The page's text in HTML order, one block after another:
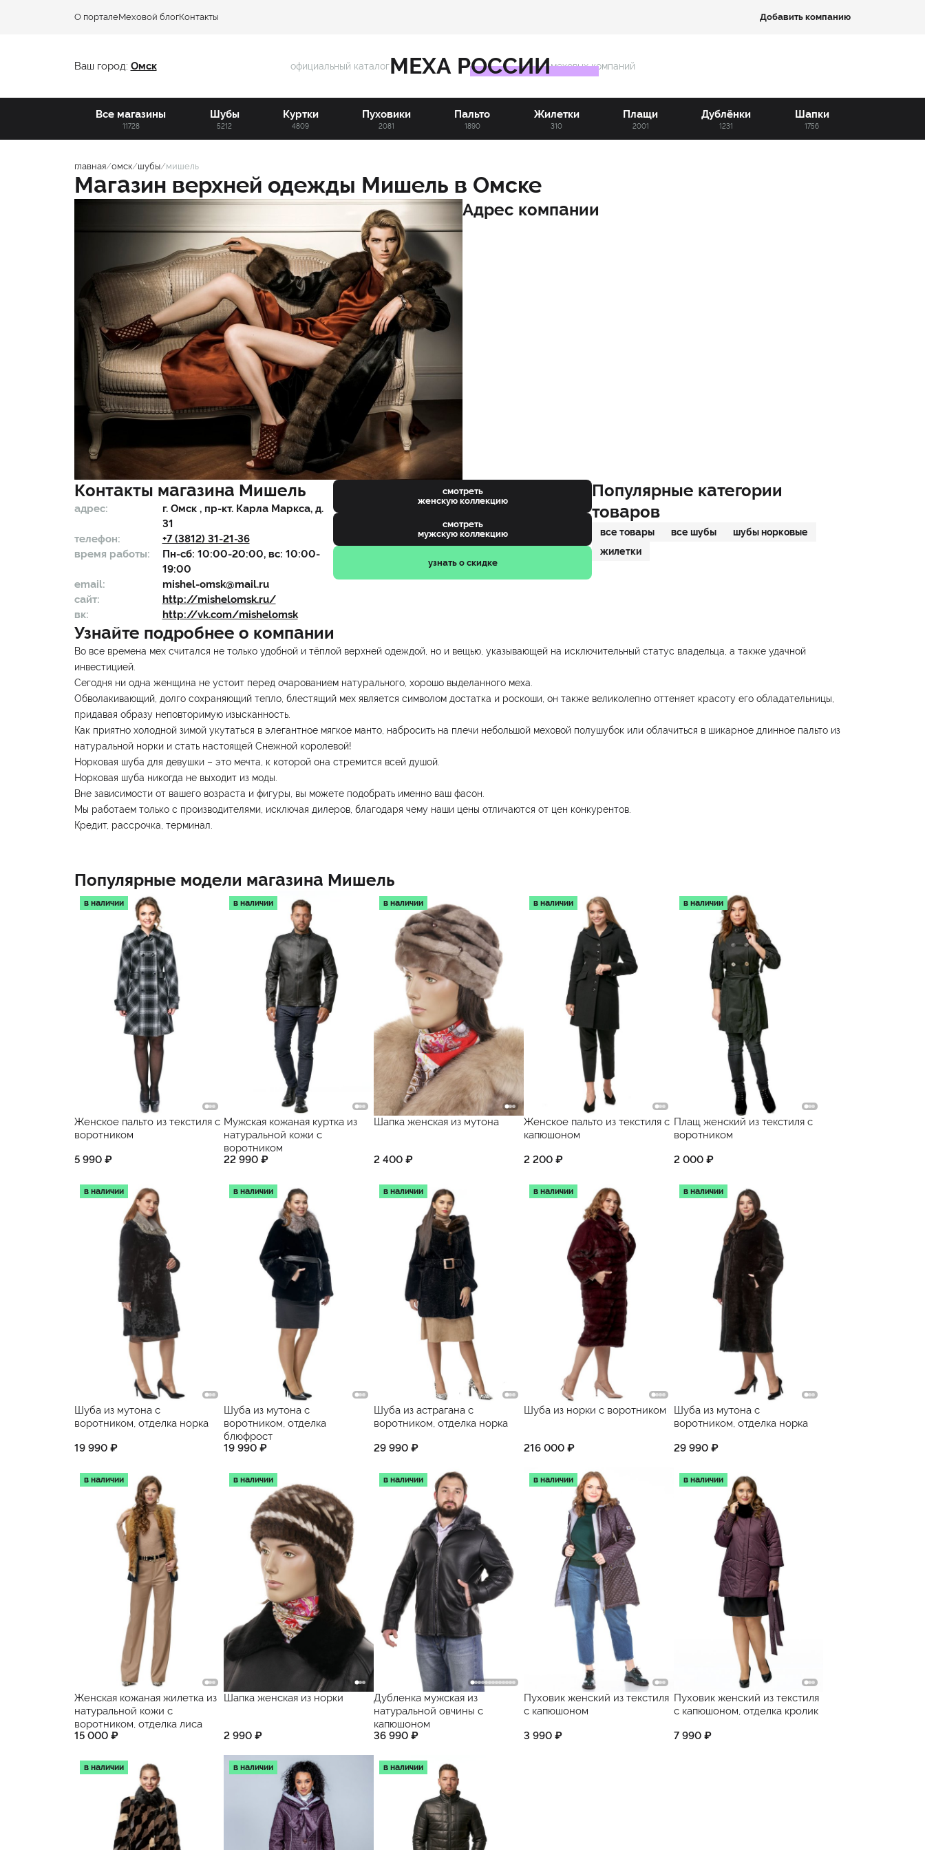
О порталеМеховой блогКонтакты Добавить компанию
Ваш город: Омск официальный каталогМЕХА РОССИИмеховых компаний
Все магазины
11728
Шубы
5212
Куртки
4809
Пуховики
2081
Пальто
1890
Жилетки
310
Плащи
2001
Дублёнки
1231
Шапки
1756
главная/омск/шубы/мишель
Магазин верхней одежды Мишель в Омске
Адрес компании
Контакты магазина Мишель
адрес: г. Омск , пр-кт. Карла Маркса, д.
31
телефон:
+7 (3812) 31-21-36
время работы:
Пн-сб: 10:00-20:00, вс: 10:00-
19:00
email:
mishel-omsk@mail.ru
сайт:
http://mishelomsk.ru/
вк:
http://vk.com/mishelomsk
смотреть
женскую коллекцию
смотреть
мужскую коллекцию
узнать о скидке
Популярные категории
товаров
все товары все шубы
шубы норковые
жилетки
Узнайте подробнее о компании
Во все времена мех считался не только удобной и тёплой верхней одеждой, но и вещью, указывающей на исключительный статус владельца, а также удачной
инвестицией.
Сегодня ни одна женщина не устоит перед очарованием натурального, хорошо выделанного меха.
Обволакивающий, долго сохраняющий тепло, блестящий мех является символом достатка и роскоши, он также великолепно оттеняет красоту его обладательницы,
придавая образу неповторимую изысканность.
Как приятно холодной зимой укутаться в элегантное мягкое манто, набросить на плечи небольшой меховой полушубок или облачиться в шикарное длинное пальто из
натуральной норки и стать настоящей Снежной королевой!
Норковая шуба для девушки – это мечта, к которой она стремится всей душой.
Норковая шуба никогда не выходит из моды.
Вне зависимости от вашего возраста и фигуры, вы можете подобрать именно ваш фасон.
Мы работаем только с производителями, исключая дилеров, благодаря чему наши цены отличаются от цен конкурентов.
Кредит, рассрочка, терминал.
Популярные модели магазина Мишель
в наличии
Женское пальто из текстиля с
воротником
5 990 ₽
в наличии
Мужская кожаная куртка из
натуральной кожи с
воротником
22 990 ₽
в наличии
Шапка женская из мутона
2 400 ₽
в наличии
Женское пальто из текстиля с
капюшоном
2 200 ₽
в наличии
Плащ женский из текстиля с
воротником
2 000 ₽
в наличии
Шуба из мутона с
воротником, отделка норка
19 990 ₽
в наличии
Шуба из мутона с
воротником, отделка
блюфрост
19 990 ₽
в наличии
Шуба из астрагана с
воротником, отделка норка
29 990 ₽
в наличии
Шуба из норки с воротником
216 000 ₽
в наличии
Шуба из мутона с
воротником, отделка норка
29 990 ₽
в наличии
Женская кожаная жилетка из
натуральной кожи с
воротником, отделка лиса
15 000 ₽
в наличии
Шапка женская из норки
2 990 ₽
в наличии
Дубленка мужская из
натуральной овчины с
капюшоном
36 990 ₽
в наличии
Пуховик женский из текстиля
с капюшоном
3 990 ₽
в наличии
Пуховик женский из текстиля
с капюшоном, отделка кролик
7 990 ₽
в наличии в наличии в наличии